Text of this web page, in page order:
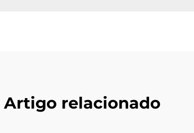
Artigo relacionado